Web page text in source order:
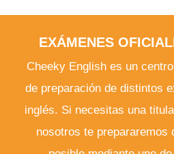
EXÁMENES
Cheeky English es un
de preparación de distintos
inglés. Si necesitas una
nosotros te prepararemos